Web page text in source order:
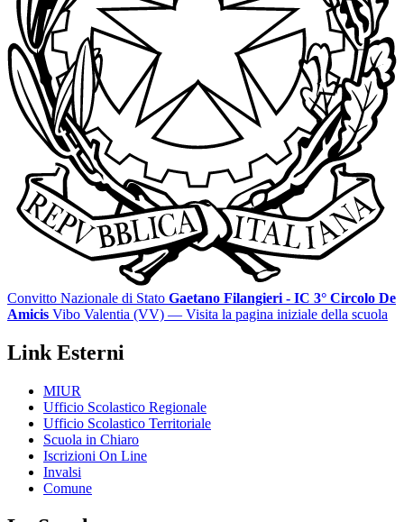
Convitto Nazionale di Stato Gaetano Filangieri - IC 3° Circolo De
Amicis Vibo Valentia (VV) — Visita la pagina iniziale della scuola
Link Esterni
MIUR
Ufficio Scolastico Regionale
Ufficio Scolastico Territoriale
Scuola in Chiaro
Iscrizioni On Line
Invalsi
Comune